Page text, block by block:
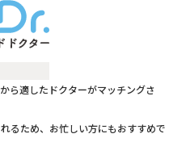
ら適したドクターがマッチングさ
るため、お忙しい方にもおすすめで